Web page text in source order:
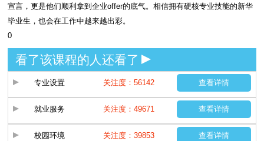
宣言，更是他们顺利拿到企业offer的底气。相信拥有硬核专业技能的新华
毕业生，也会在工作中越来越出彩。
0
看了该课程的人还看了
专业设置 关注度：56142 查看详情
就业服务 关注度：49671 查看详情
校园环境 关注度：39853 查看详情